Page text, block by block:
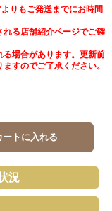
りもご発送までにお時間
る店舗紹介ページでご確
場合があります。更新前
すのでご了承ください。
ートに入れる
況